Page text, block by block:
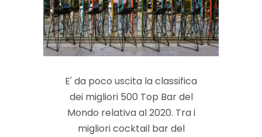
E' da poco uscita la classifica
dei migliori 500 Top Bar del
Mondo relativa al 2020. Tra i
migliori cocktail bar del